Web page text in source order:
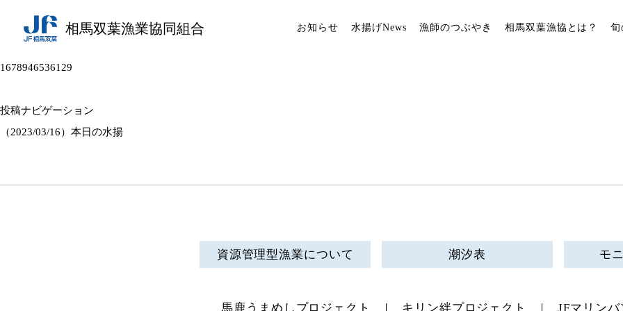
相馬双葉漁業協同組合 お知らせ 水揚げNews 漁師のつぶやき 相馬双葉漁協とは？ 旬
1678946536129
投稿ナビゲーション
（2023/03/16）本日の水揚
資源管理型漁業について 潮汐表 モ
馬鹿うまめしプロジェクト キリン絆プロジェクト JFマリンバ